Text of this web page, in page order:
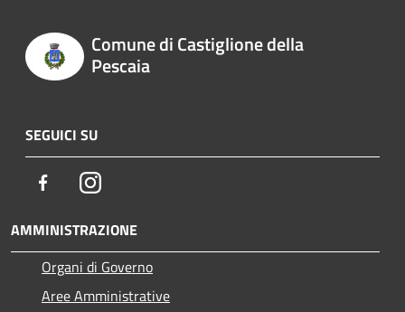
Comune di Castiglione della
Pescaia
SEGUICI SU
FacebookInstagram
AMMINISTRAZIONE
Organi di Governo
Aree Amministrative